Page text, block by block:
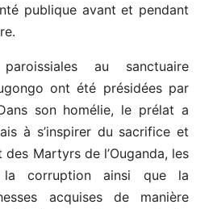
publique avant et pendant
au sanctuaire
ont été présidées par
son homélie, le prélat a
à s’inspirer du sacrifice et
Martyrs de l’Ouganda, les
corruption ainsi que la
acquises de manière